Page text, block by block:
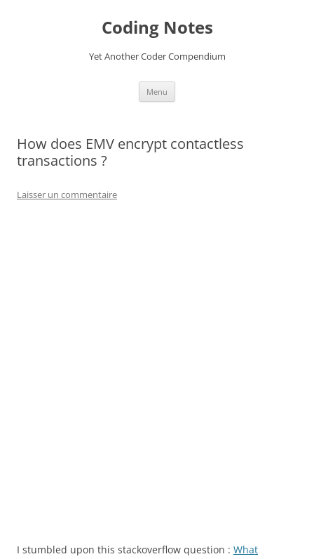
Coding Notes
Yet Another Coder Compendium
Menu
How does EMV encrypt contactless
transactions ?
Laisser un commentaire
I stumbled upon this stackoverflow question : What